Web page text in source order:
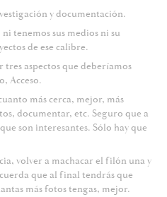
y documentación.
tenemos sus medios ni su
de ese calibre.
aspectos que deberíamos
Acceso.
más cerca, mejor, más
documentar, etc. Seguro que a
son interesantes. Sólo hay que
volver a machacar el filón una y
que al final tendrás que
más fotos tengas, mejor.